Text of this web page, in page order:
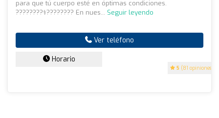
5 (81 opiniones)
para que tú cuerpo esté en óptimas condiciones.
????????‍⚕️???????? En nues... Seguir leyendo
Ver teléfono
Horario